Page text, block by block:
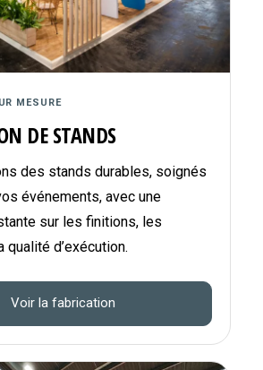
MESURE
DE STANDS
des stands durables, soignés
événements, avec une
sur les finitions, les
qualité d’exécution.
Voir la fabrication